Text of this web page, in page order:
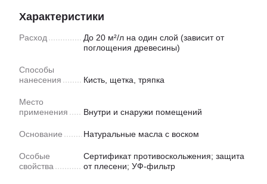
Характеристики
Расход
До 20 м²/л на один слой (зависит от
поглощения древесины)
Способы
нанесения
Кисть, щетка, тряпка
Место
применения
Внутри и снаружи помещений
Основание Натуральные масла с воском
Особые
свойства
Сертификат противоскольжения; защита
от плесени; УФ-фильтр